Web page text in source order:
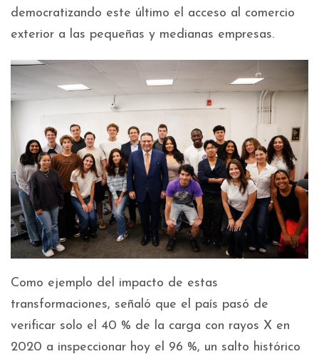
democratizando este último el acceso al comercio
exterior a las pequeñas y medianas empresas.
Como ejemplo del impacto de estas
transformaciones, señaló que el país pasó de
verificar solo el 40 % de la carga con rayos X en
2020 a inspeccionar hoy el 96 %, un salto histórico